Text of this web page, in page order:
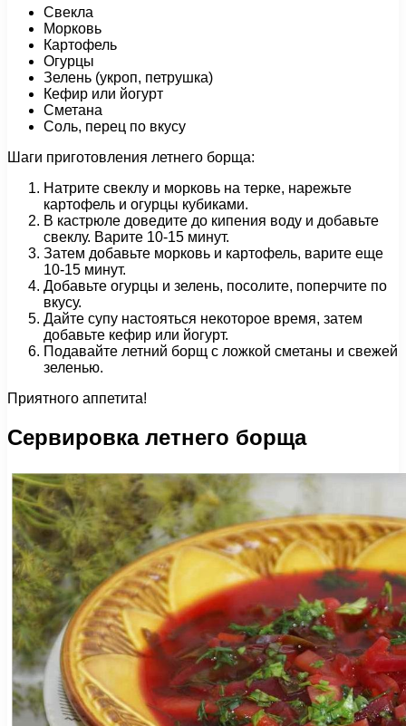
Свекла
Морковь
Картофель
Огурцы
Зелень (укроп, петрушка)
Кефир или йогурт
Сметана
Соль, перец по вкусу
Шаги приготовления летнего борща:
Натрите свеклу и морковь на терке, нарежьте
картофель и огурцы кубиками.
В кастрюле доведите до кипения воду и добавьте
свеклу. Варите 10-15 минут.
Затем добавьте морковь и картофель, варите еще
10-15 минут.
Добавьте огурцы и зелень, посолите, поперчите по
вкусу.
Дайте супу настояться некоторое время, затем
добавьте кефир или йогурт.
Подавайте летний борщ с ложкой сметаны и свежей
зеленью.
Приятного аппетита!
Сервировка летнего борща